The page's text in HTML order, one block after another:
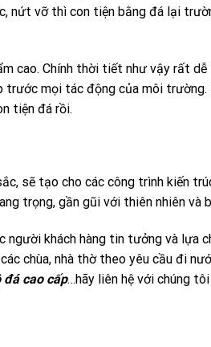
nứt vỡ thì con tiện bằng đá lại
cao. Chính thời tiết như vậy rất
mọi tác động của môi trường.
tiện đá rồi.
sẽ tạo cho các công trình kiến
trọng, gần gũi với thiên nhiên và
khách hàng tin tưởng và lựa
chùa, nhà thờ theo yêu cầu đi
đá cao cấp…hãy liên hệ với chúng